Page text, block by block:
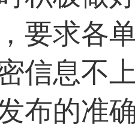
要求各
信息不
布的准